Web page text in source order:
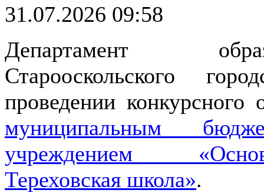
31.07.2026 09:58
Департамент
Старооскольского
проведении
муниципальным
учреждением
Тереховская школа».